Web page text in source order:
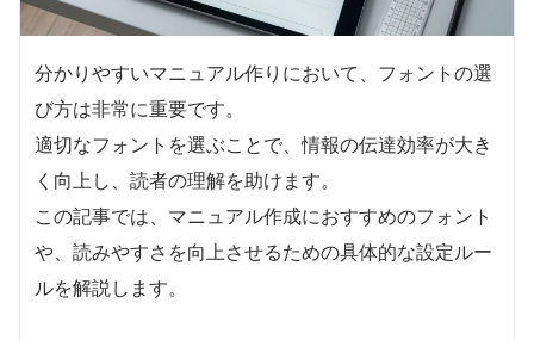
分かりやすいマニュアル作りにおいて、フォントの選
び方は非常に重要です。
適切なフォントを選ぶことで、情報の伝達効率が大き
く向上し、読者の理解を助けます。
この記事では、マニュアル作成におすすめのフォント
や、読みやすさを向上させるための具体的な設定ルー
ルを解説します。